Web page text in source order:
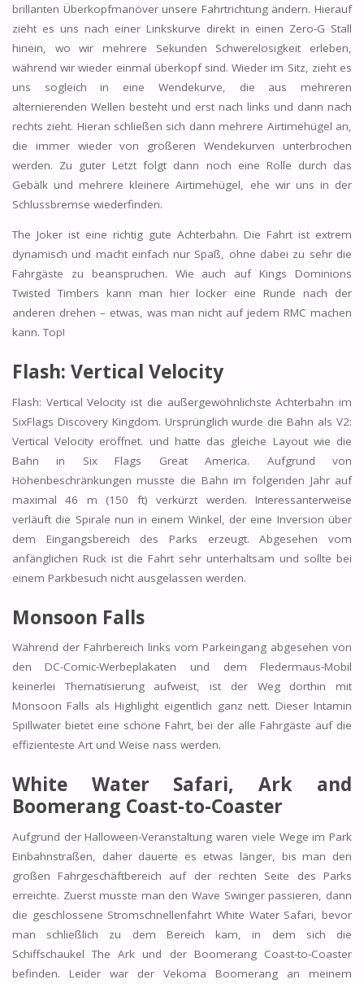
brillanten Überkopfmanöver unsere Fahrtrichtung ändern. Hierauf
zieht es uns nach einer Linkskurve direkt in einen Zero-G Stall
hinein, wo wir mehrere Sekunden Schwerelosigkeit erleben,
während wir wieder einmal überkopf sind. Wieder im Sitz, zieht es
uns sogleich in eine Wendekurve, die aus mehreren
alternierenden Wellen besteht und erst nach links und dann nach
rechts zieht. Hieran schließen sich dann mehrere Airtimehügel an,
die immer wieder von größeren Wendekurven unterbrochen
werden. Zu guter Letzt folgt dann noch eine Rolle durch das
Gebälk und mehrere kleinere Airtimehügel, ehe wir uns in der
Schlussbremse wiederfinden.
The Joker ist eine richtig gute Achterbahn. Die Fahrt ist extrem
dynamisch und macht einfach nur Spaß, ohne dabei zu sehr die
Fahrgäste zu beanspruchen. Wie auch auf Kings Dominions
Twisted Timbers kann man hier locker eine Runde nach der
anderen drehen – etwas, was man nicht auf jedem RMC machen
kann. Top!
Flash: Vertical Velocity
Flash: Vertical Velocity ist die außergewöhnlichste Achterbahn im
SixFlags Discovery Kingdom. Ursprünglich wurde die Bahn als V2:
Vertical Velocity eröffnet. und hatte das gleiche Layout wie die
Bahn in Six Flags Great America. Aufgrund von
Höhenbeschränkungen musste die Bahn im folgenden Jahr auf
maximal 46 m (150 ft) verkürzt werden. Interessanterweise
verläuft die Spirale nun in einem Winkel, der eine Inversion über
dem Eingangsbereich des Parks erzeugt. Abgesehen vom
anfänglichen Ruck ist die Fahrt sehr unterhaltsam und sollte bei
einem Parkbesuch nicht ausgelassen werden.
Monsoon Falls
Während der Fahrbereich links vom Parkeingang abgesehen von
den DC-Comic-Werbeplakaten und dem Fledermaus-Mobil
keinerlei Thematisierung aufweist, ist der Weg dorthin mit
Monsoon Falls als Highlight eigentlich ganz nett. Dieser Intamin
Spillwater bietet eine schöne Fahrt, bei der alle Fahrgäste auf die
effizienteste Art und Weise nass werden.
White Water Safari, Ark and
Boomerang Coast-to-Coaster
Aufgrund der Halloween-Veranstaltung waren viele Wege im Park
Einbahnstraßen, daher dauerte es etwas länger, bis man den
großen Fahrgeschäftbereich auf der rechten Seite des Parks
erreichte. Zuerst musste man denWave Swingerpassieren, dann
die geschlossene Stromschnellenfahrt White Water Safari,
bevor
man schließlich zu dem Bereich kam, in dem sich die
SchiffschaukelThe Ark und der Boomerang Coast-to-Coaster
befinden. Leider war der Vekoma Boomerang an meinem